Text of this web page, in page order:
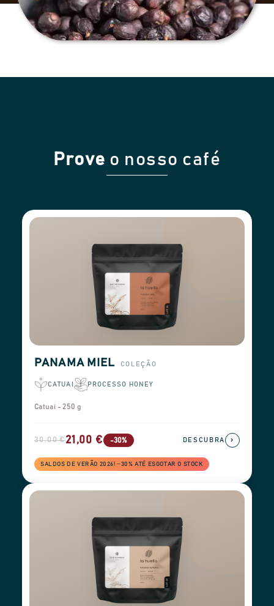
Prove o nosso café
PANAMA MIEL COLEÇÃO
CATUAI PROCESSO HONEY
Catuai - 250 g
30,00 €21,00 € -30%
SALDOS DE VERÃO 2026! −30% ATÉ ESGOTAR O STOCK
DESCUBRA ›